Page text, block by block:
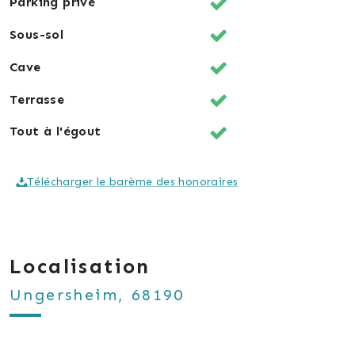
Sous-sol
Cave
Terrasse
Tout à l'égout
Télécharger le barème des honoraires
Localisation
Ungersheim, 68190